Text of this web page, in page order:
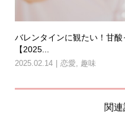
バレンタインに観たい！甘
【2025...
2025.02.14 恋愛, 趣味
関